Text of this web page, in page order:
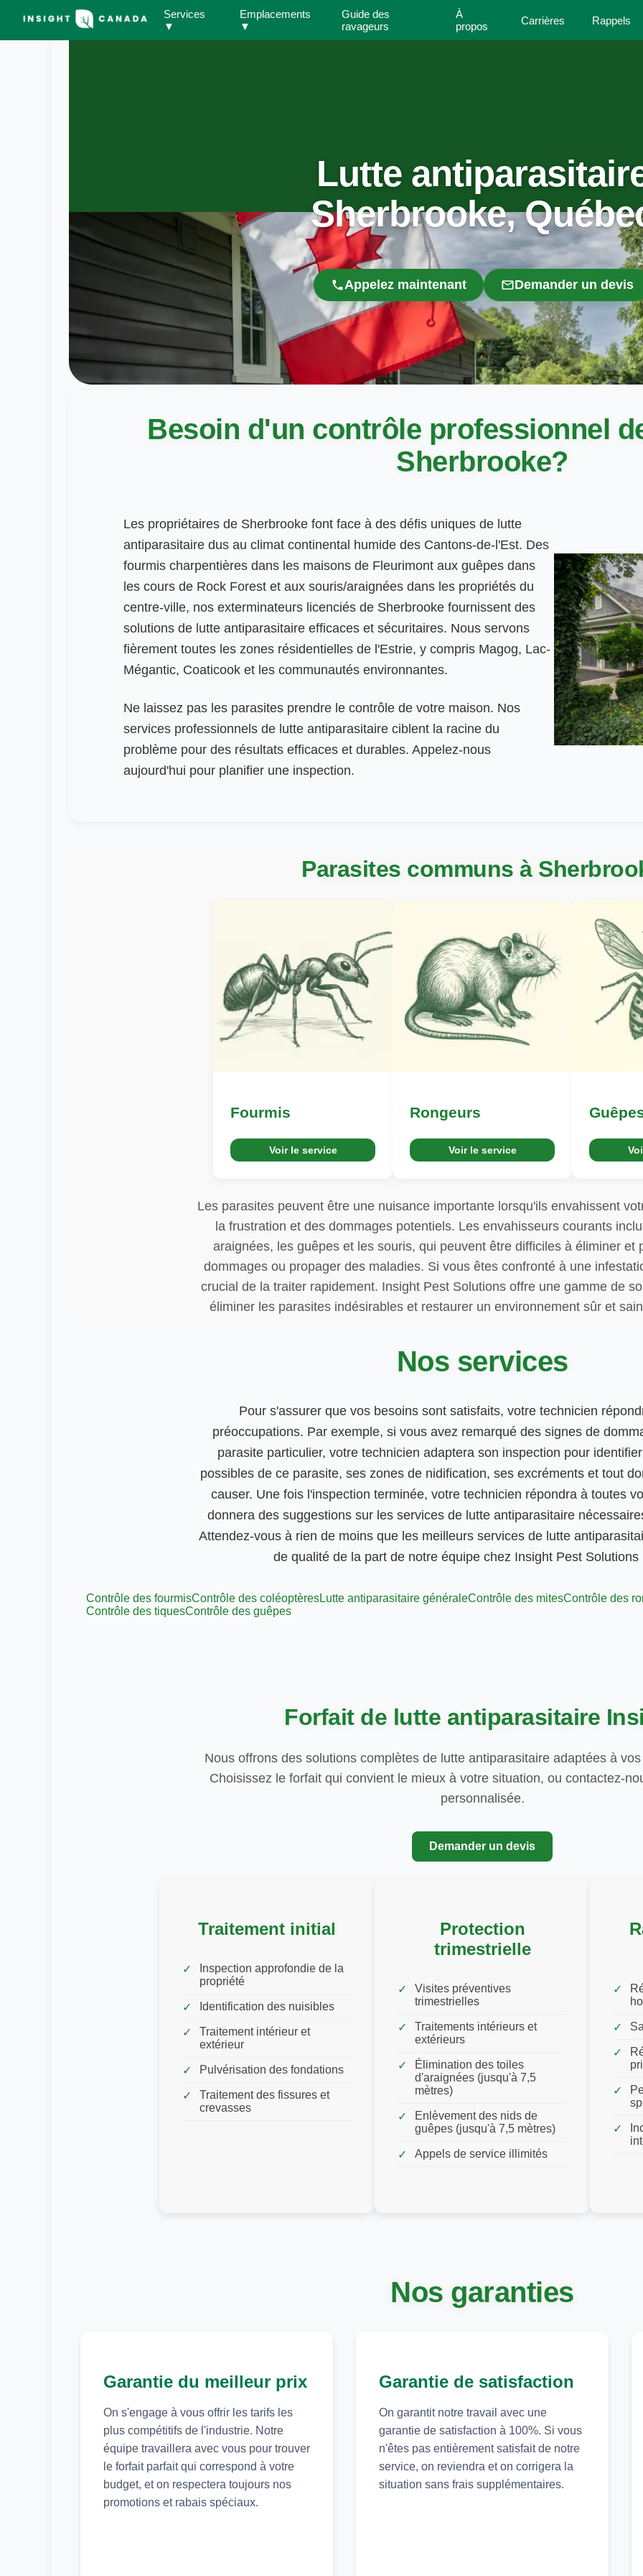
Services
▼
Emplacements
▼
Guide des
ravageurs
À
propos
Carrières Rappels
Lutte
Sherbrooke,
Appelez maintenant Demander un devis
Besoin d'un contrôle professionnel
Sherbrooke?
Les propriétaires de Sherbrooke font face à des défis uniques de lutte
antiparasitaire dus au climat continental humide des Cantons-de-l'Est. Des
fourmis charpentières dans les maisons de Fleurimont aux guêpes dans
les cours de Rock Forest et aux souris/araignées dans les propriétés du
centre-ville, nos exterminateurs licenciés de Sherbrooke fournissent des
solutions de lutte antiparasitaire efficaces et sécuritaires. Nous servons
fièrement toutes les zones résidentielles de l'Estrie, y compris Magog, Lac-
Mégantic, Coaticook et les communautés environnantes.
Ne laissez pas les parasites prendre le contrôle de votre maison. Nos
services professionnels de lutte antiparasitaire ciblent la racine du
problème pour des résultats efficaces et durables. Appelez-nous
aujourd'hui pour planifier une inspection.
Parasites communs à
Fourmis
Voir le service
Rongeurs
Voir le service
Les parasites peuvent être une nuisance importante lorsqu'ils envahissent
la frustration et des dommages potentiels. Les envahisseurs courants
araignées, les guêpes et les souris, qui peuvent être difficiles à éliminer et
dommages ou propager des maladies. Si vous êtes confronté à une
crucial de la traiter rapidement. Insight Pest Solutions offre une gamme de
éliminer les parasites indésirables et restaurer un environnement sûr et
Nos services
Pour s'assurer que vos besoins sont satisfaits, votre technicien
préoccupations. Par exemple, si vous avez remarqué des signes de
parasite particulier, votre technicien adaptera son inspection pour
possibles de ce parasite, ses zones de nidification, ses excréments et tout
causer. Une fois l'inspection terminée, votre technicien répondra à toutes
donnera des suggestions sur les services de lutte antiparasitaire
Attendez-vous à rien de moins que les meilleurs services de lutte
de qualité de la part de notre équipe chez Insight Pest Solutions
Contrôle des fourmisContrôle des coléoptèresLutte antiparasitaire généraleContrôle des mitesContrôle des
Contrôle des tiquesContrôle des guêpes
Forfait de lutte antiparasitaire
Nous offrons des solutions complètes de lutte antiparasitaire adaptées à
Choisissez le forfait qui convient le mieux à votre situation, ou contactez-
personnalisée.
Demander un devis
Traitement initial
Inspection approfondie de la
propriété
Identification des nuisibles
Traitement intérieur et
extérieur
Pulvérisation des fondations
Traitement des fissures et
crevasses
Protection
trimestrielle
Visites préventives
trimestrielles
Traitements intérieurs et
extérieurs
Élimination des toiles
d'araignées (jusqu'à 7,5
mètres)
Enlèvement des nids de
guêpes (jusqu'à 7,5 mètres)
Appels de service illimités
Nos garanties
Garantie du meilleur prix
On s'engage à vous offrir les tarifs les
plus compétitifs de l'industrie. Notre
équipe travaillera avec vous pour trouver
le forfait parfait qui correspond à votre
budget, et on respectera toujours nos
promotions et rabais spéciaux.
Garantie de satisfaction
On garantit notre travail avec une
garantie de satisfaction à 100%. Si vous
n'êtes pas entièrement satisfait de notre
service, on reviendra et on corrigera la
situation sans frais supplémentaires.